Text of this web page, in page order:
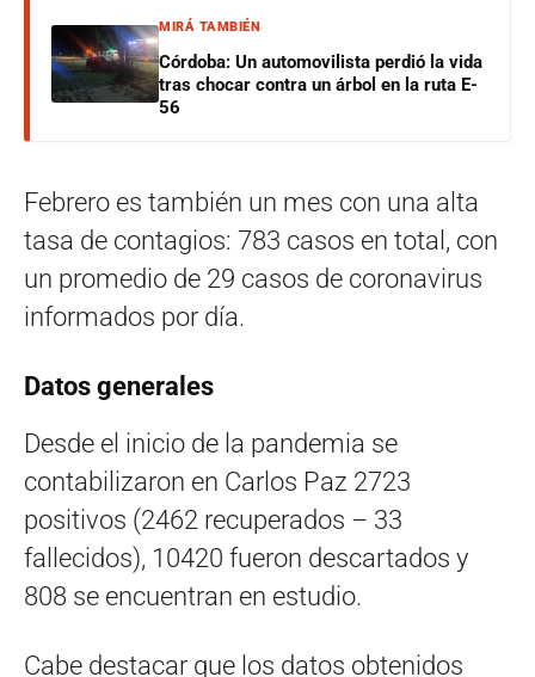
MIRÁ TAMBIÉN
Córdoba: Un automovilista perdió la vida
tras chocar contra un árbol en la ruta E-
56
Febrero es también un mes con una alta
tasa de contagios: 783 casos en total, con
un promedio de 29 casos de coronavirus
informados por día.
Datos generales
Desde el inicio de la pandemia se
contabilizaron en Carlos Paz 2723
positivos (2462 recuperados – 33
fallecidos), 10420 fueron descartados y
808 se encuentran en estudio.
Cabe destacar que los datos obtenidos